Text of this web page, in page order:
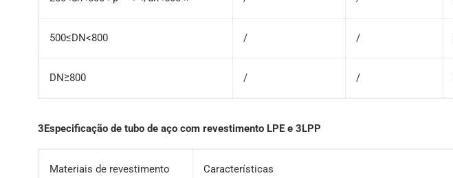
500≤DN<800 / /
DN≥800 / /
3Especificação de tubo de aço com revestimento LPE e 3LPP
Materiais de revestimento Características